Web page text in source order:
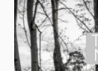
Name *
E-mail*